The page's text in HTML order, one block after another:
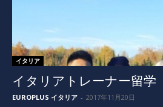
イタリア
イタリアトレーナー留学
EUROPLUS イタリア - 2017年11月20日